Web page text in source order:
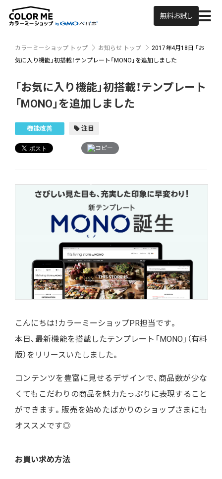
無料お試し
カラーミーショップ トップ お知らせ トップ 2017年4月18日 「お
気に入り機能」初搭載！テンプレート「MONO」を追加しました
「お気に入り機能」初搭載！テンプレート
「MONO」を追加しました
機能改善 注目
コピー
こんにちは！カラーミーショップPR担当です。
本日、最新機能を搭載したテンプレート「MONO」（有料
版）をリリースいたしました。
コンテンツを豊富に見せるデザインで、商品数が少な
くてもこだわりの商品を魅力たっぷりに表現すること
ができます。販売を始めたばかりのショップさまにも
オススメです◎
お買い求め方法